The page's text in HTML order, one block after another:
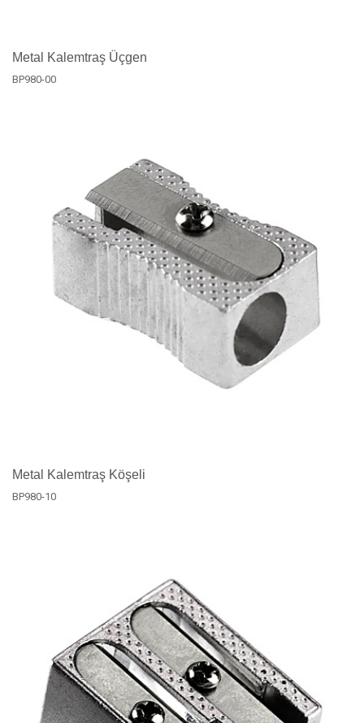
Metal Kalemtraş Üçgen
BP980-00
Metal Kalemtraş Köşeli
BP980-10